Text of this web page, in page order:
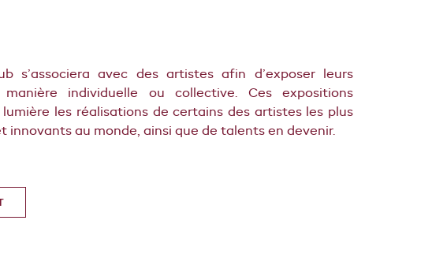
s’associera avec des artistes afin d’exposer leurs
individuelle ou collective. Ces expositions
les réalisations de certains des artistes les plus
innovants au monde, ainsi que de talents en devenir.